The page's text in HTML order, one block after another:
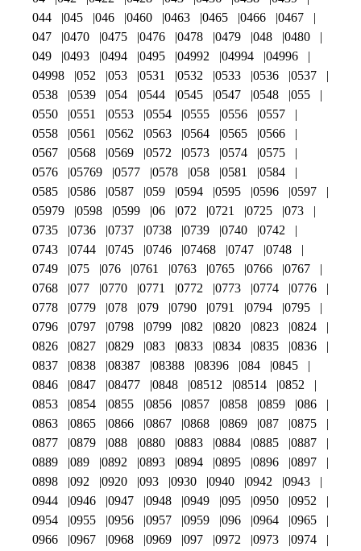
044
045 046 0460 0463 0465 0466
0467
047
0470 0475 0476 0478 0479 048
0480
049
0493 0494 0495 04992 04994
04996
04998
052 053 0531 0532 0533 0536
0537
0538
0539 054 0544 0545 0547 0548
055
0550
0551 0553 0554 0555 0556
0557
0558
0561 0562 0563 0564 0565
0566
0567
0568 0569 0572 0573 0574
0575
0576
05769 0577 0578 058 0581
0584
0585
0586 0587 059 0594 0595 0596
0597
05979
0598 0599 06 072 0721 0725
073
0735
0736 0737 0738 0739 0740
0742
0743
0744 0745 0746 07468 0747
0748
0749
075 076 0761 0763 0765 0766
0767
0768
077 0770 0771 0772 0773 0774
0776
0778
0779 078 079 0790 0791 0794
0795
0796
0797 0798 0799 082 0820 0823
0824
0826
0827 0829 083 0833 0834 0835
0836
0837
0838 08387 08388 08396 084
0845
0846
0847 08477 0848 08512 08514
0852
0853
0854 0855 0856 0857 0858 0859
086
0863
0865 0866 0867 0868 0869 087
0875
0877
0879 088 0880 0883 0884 0885
0887
0889
089 0892 0893 0894 0895 0896
0897
0898
092 0920 093 0930 0940 0942
0943
0944
0946 0947 0948 0949 095 0950
0952
0954
0955 0956 0957 0959 096 0964
0965
0966
0967 0968 0969 097 0972 0973
0974